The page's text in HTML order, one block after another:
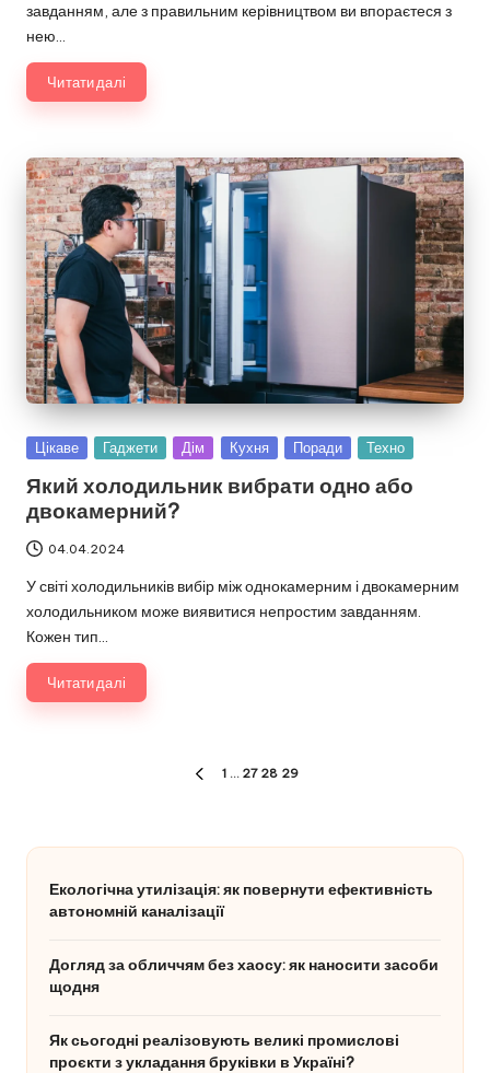
завданням, але з правильним керівництвом ви впораєтеся з
нею…
Читати далі
Опубліковано
Цікаве Гаджети Дім Кухня Поради Техно
Який холодильник вибрати одно або
двокамерний?
04.04.2024
У світі холодильників вибір між однокамерним і двокамерним
холодильником може виявитися непростим завданням.
Кожен тип…
Читати далі
ПОПЕРЕДНЯ
1 … 27 28 29
Екологічна утилізація: як повернути ефективність
автономній каналізації
Догляд за обличчям без хаосу: як наносити засоби
щодня
Як сьогодні реалізовують великі промислові
проєкти з укладання бруківки в Україні?